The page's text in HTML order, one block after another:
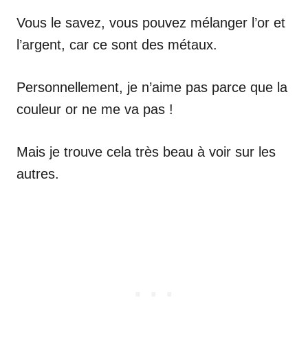
Vous le savez, vous pouvez mélanger l’or et
l’argent, car ce sont des métaux.
Personnellement, je n’aime pas parce que la
couleur or ne me va pas !
Mais je trouve cela très beau à voir sur les
autres.